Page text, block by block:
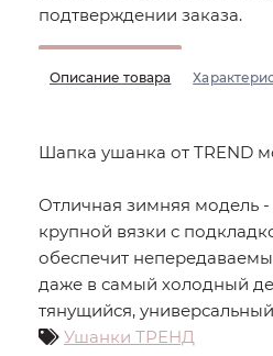
подтверждении заказа.
Описание товара
Шапка ушанка от TREND
Отличная зимняя модель
крупной вязки с
обеспечит
даже в самый холодный
тянущийся,
Ушанки ТРЕНД